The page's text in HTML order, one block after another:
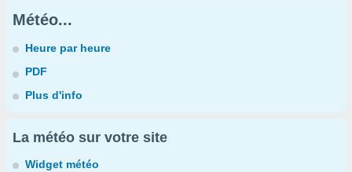
Météo...
Heure par heure
PDF
Plus d'info
La météo sur votre site
Widget météo